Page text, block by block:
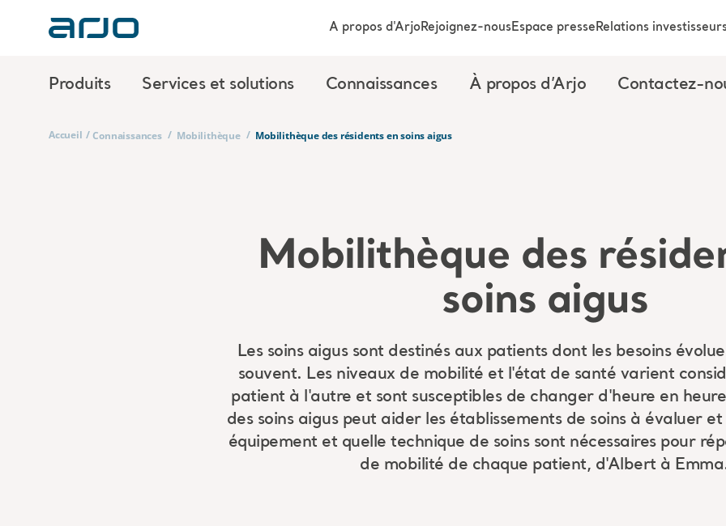
Produits Services et solutions Connaissances À propos d’Arjo Contactez-
A propos d'ArjoRejoignez-nousEspace presseRelations
Accueil / Connaissances / Mobilithèque / Mobilithèque des résidents en soins aigus
Mobilithèque des
soins aigus
Les soins aigus sont destinés aux patients dont les besoins
souvent. Les niveaux de mobilité et l'état de santé varient
patient à l'autre et sont susceptibles de changer d'heure en
des soins aigus peut aider les établissements de soins à évaluer
équipement et quelle technique de soins sont nécessaires pour
de mobilité de chaque patient, d'Albert à